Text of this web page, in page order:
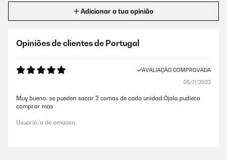
Adicionar a tua opinião
Opiniões de clientes de Portugal
AVALIAÇÃO COMPROVADA
05/11/2022
Muy bueno, se pueden sacar 2 camas de cada unidad.Ojala pudiera
comprar mas
Usuario/a de amazon